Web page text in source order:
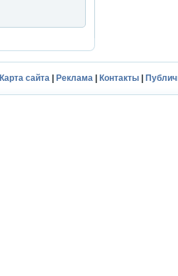
Карта сайта Реклама Контакты